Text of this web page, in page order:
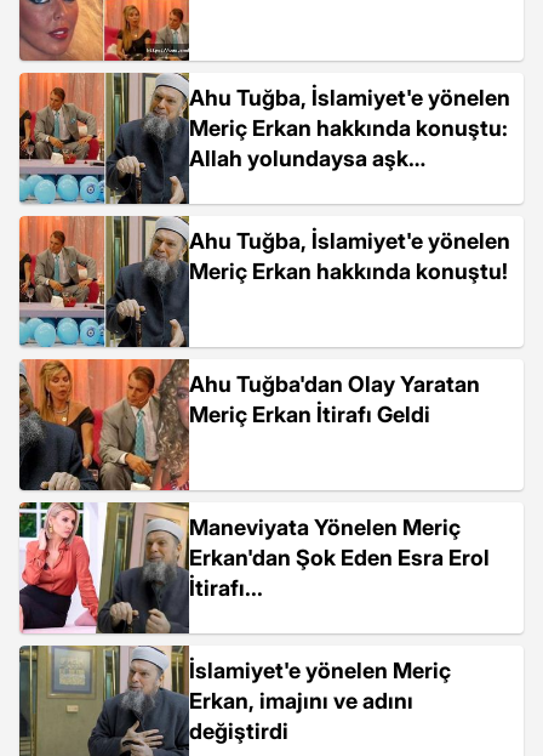
Ahu Tuğba, İslamiyet'e yönelen
Meriç Erkan hakkında konuştu:
Allah yolundaysa aşk
Ahu Tuğba, İslamiyet'e yönelen
Meriç Erkan hakkında konuştu!
Ahu Tuğba'dan Olay Yaratan
Meriç Erkan İtirafı Geldi
Maneviyata Yönelen Meriç
Erkan'dan Şok Eden Esra Erol
İtirafı...
İslamiyet'e yönelen Meriç
Erkan, imajını ve adını
değiştirdi